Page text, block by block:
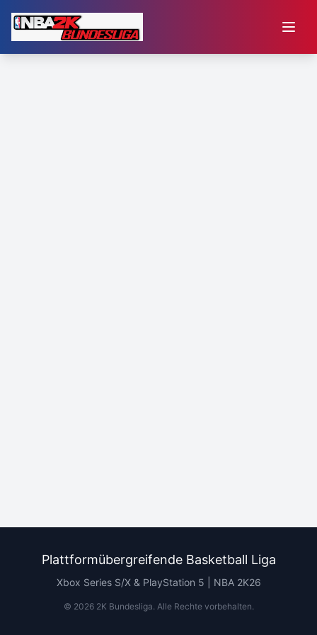
Plattformübergreifende Basketball Liga
Xbox Series S/X & PlayStation 5 | NBA 2K26
© 20262K Bundesliga. Alle Rechte vorbehalten.